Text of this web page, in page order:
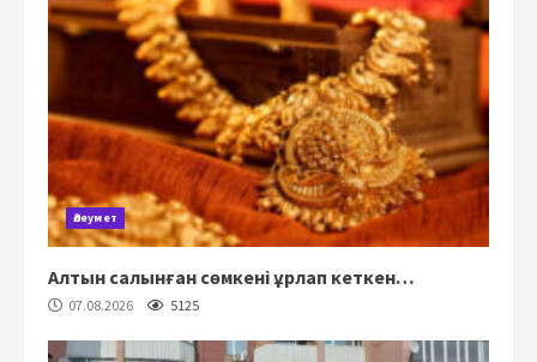
Әлеумет
Алтын салынған сөмкені ұрлап кеткен…
07.08.2026 5125